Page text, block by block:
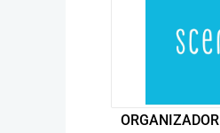
ORGANIZADOR